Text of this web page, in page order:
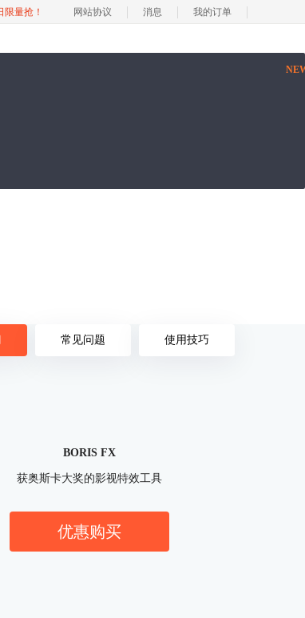
限量抢！ 网站协议 消息 我的订单
常见问题 使用技巧
BORIS FX
获奥斯卡大奖的影视特效工具
优惠购买